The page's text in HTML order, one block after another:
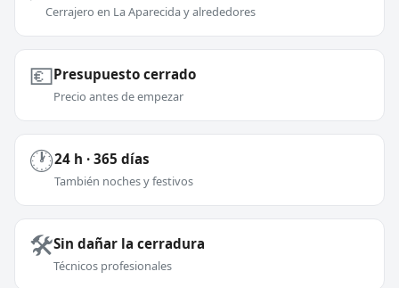
Cerrajero en La Aparecida y alrededores
💶Presupuesto cerrado
Precio antes de empezar
🕐24 h · 365 días
También noches y festivos
🛠️Sin dañar la cerradura
Técnicos profesionales